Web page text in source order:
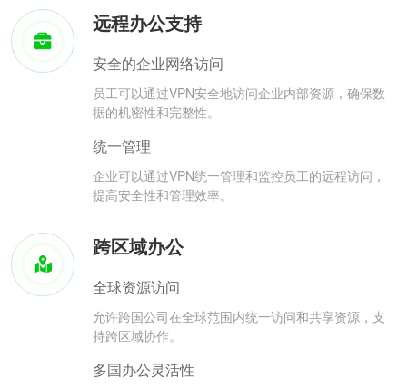
远程办公支持
安全的企业网络访问
员工可以通过VPN安全地访问企业内部资源，确保数
据的机密性和完整性。
统一管理
企业可以通过VPN统一管理和监控员工的远程访问，
提高安全性和管理效率。
跨区域办公
全球资源访问
允许跨国公司在全球范围内统一访问和共享资源，支
持跨区域协作。
多国办公灵活性